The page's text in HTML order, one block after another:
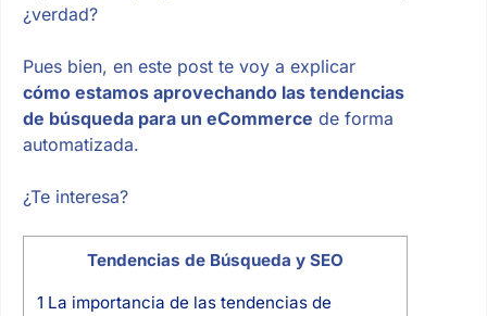
¿verdad?
Pues bien, en este post te voy a explicar
cómo estamos aprovechando las tendencias
de búsqueda para un eCommerce de forma
automatizada.
¿Te interesa?
Tendencias de Búsqueda y SEO
1 La importancia de las tendencias de